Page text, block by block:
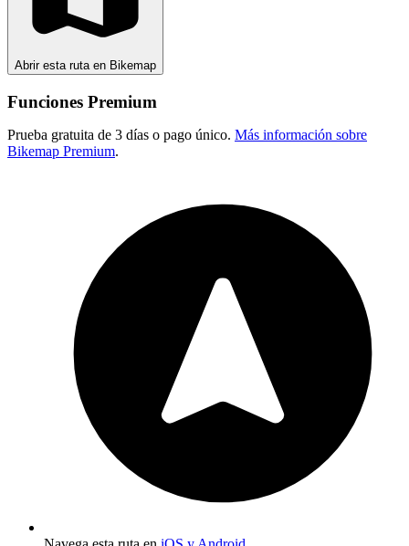
Abrir esta ruta en Bikemap
Funciones Premium
Prueba gratuita de 3 días o pago único. Más información sobre
Bikemap Premium.